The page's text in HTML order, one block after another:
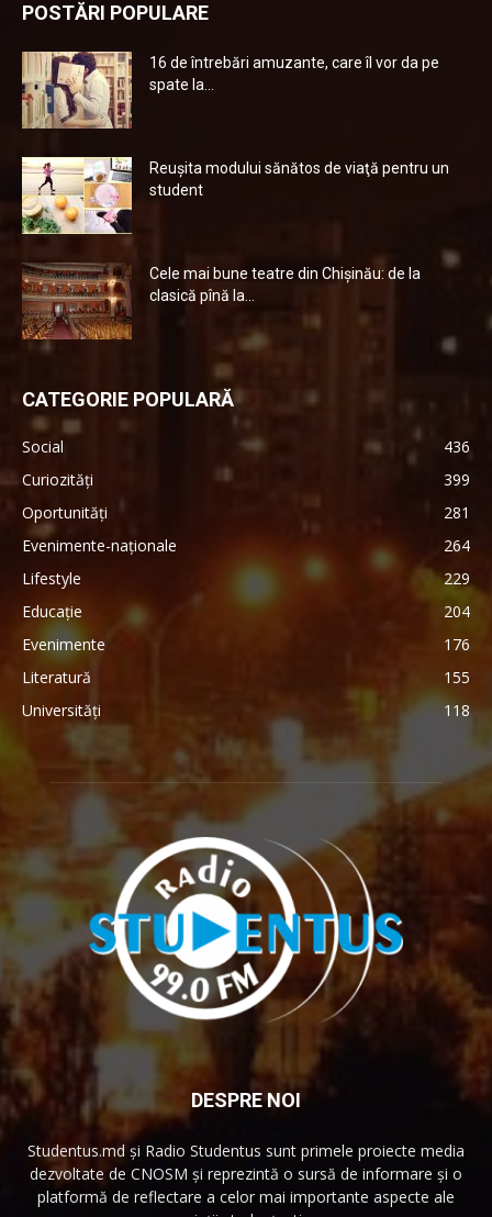
POSTĂRI POPULARE
16 de întrebări amuzante, care îl vor da pe
spate la...
Reuşita modului sănătos de viaţă pentru un
student
Cele mai bune teatre din Chişinău: de la
clasică pînă la...
CATEGORIE POPULARĂ
Social
436
Curiozități
399
Oportunități
281
Evenimente-naționale
264
Lifestyle
229
Educație
204
Evenimente
176
Literatură
155
Universități
118
DESPRE NOI
Studentus.md și Radio Studentus sunt primele proiecte media
dezvoltate de CNOSM și reprezintă o sursă de informare și o
platformă de reflectare a celor mai importante aspecte ale